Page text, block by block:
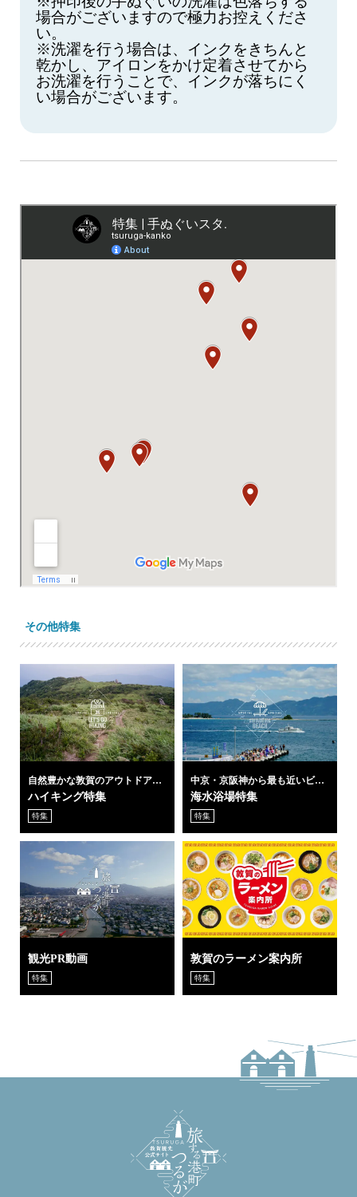
場合がございますので極力お控えくださ
い。
※洗濯を行う場合は、インクをきちんと
乾かし、アイロンをかけ定着させてから
お洗濯を行うことで、インクが落ちにく
い場合がございます。
その他特集
自然豊かな敦賀のアウトドアを
満喫
ハイキング特集
特集
中京・京阪神から最も近いビー
チリゾート
海水浴場特集
特集
観光PR動画
特集
敦賀のラーメン案内所
特集